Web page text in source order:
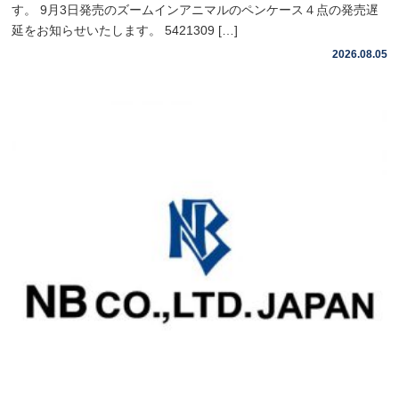
す。 9月3日発売のズームインアニマルのペンケース４点の発売遅
延をお知らせいたします。 5421309 […]
2026.08.05